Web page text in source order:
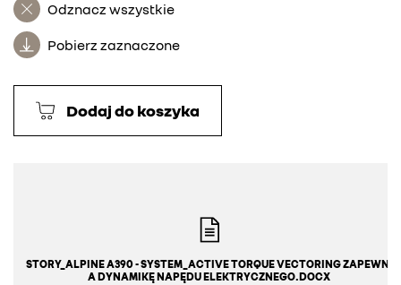
Odznacz wszystkie
Pobierz zaznaczone
Dodaj do koszyka
STORY_ALPINE A390 - SYSTEM_ACTIVE TORQUE VECTORING ZAPEWNI
A DYNAMIKĘ NAPĘDU ELEKTRYCZNEGO.DOCX